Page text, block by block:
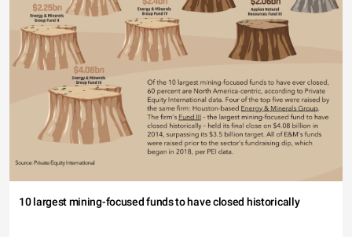
10 largest mining-focused funds to have closed historically